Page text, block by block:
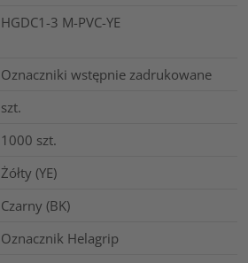
HGDC1-3 M-PVC-YE
Oznaczniki wstępnie zadrukowane
szt.
1000 szt.
Żółty (YE)
Czarny (BK)
Oznacznik Helagrip